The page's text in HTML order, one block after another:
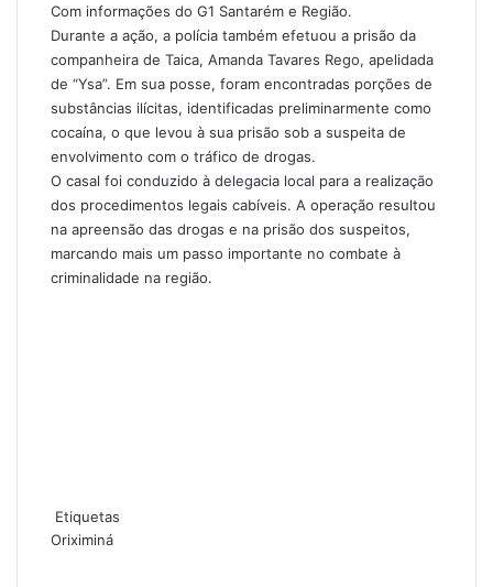
Com informações do G1 Santarém e Região.
Durante a ação, a polícia também efetuou a prisão da
companheira de Taica, Amanda Tavares Rego, apelidada
de “Ysa”. Em sua posse, foram encontradas porções de
substâncias ilícitas, identificadas preliminarmente como
cocaína, o que levou à sua prisão sob a suspeita de
envolvimento com o tráfico de drogas.
O casal foi conduzido à delegacia local para a realização
dos procedimentos legais cabíveis. A operação resultou
na apreensão das drogas e na prisão dos suspeitos,
marcando mais um passo importante no combate à
criminalidade na região.
Etiquetas
Oriximiná